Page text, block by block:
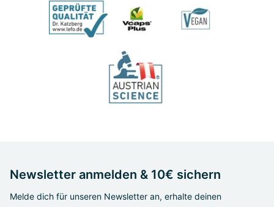
Newsletter anmelden & 10€ sichern
Melde dich für unseren Newsletter an, erhalte deinen